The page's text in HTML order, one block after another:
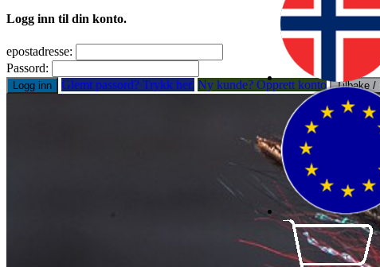
Logg inn til din konto.
epostadresse:
Passord:
Logg inn Glemt passord? Trykk her. Ny kunde? Opprett konto Tilbake /